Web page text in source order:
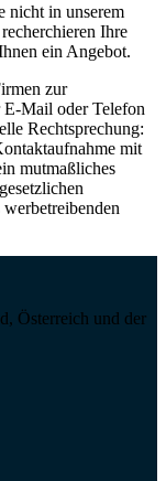
nicht in unserem
Ihre
ein Angebot.
zur
Mail oder Telefon
Rechtsprechung:
mit
mutmaßliches
Österreich und der